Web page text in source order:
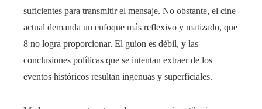
suficientes para transmitir el mensaje. No obstante, el cine
actual demanda un enfoque más reflexivo y matizado, que
8 no logra proporcionar. El guion es débil, y las
conclusiones políticas que se intentan extraer de los
eventos históricos resultan ingenuas y superficiales.